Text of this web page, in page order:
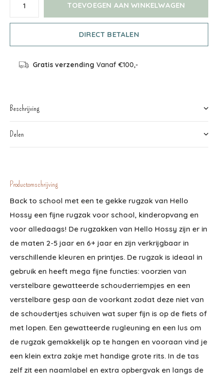
TOEVOEGEN AAN WINKELWAGEN
DIRECT BETALEN
Gratis verzending Vanaf €100,-
Beschrijving
Delen
Productomschrijving
Back to school met een te gekke rugzak van Hello
Hossy een fijne rugzak voor school, kinderopvang en
voor alledaags! De rugzakken van Hello Hossy zijn er in
de maten 2-5 jaar en 6+ jaar en zijn verkrijgbaar in
verschillende kleuren en printjes. De rugzak is ideaal in
gebruik en heeft mega fijne functies: voorzien van
verstelbare gewatteerde schouderriempjes en een
verstelbare gesp aan de voorkant zodat deze niet van
de schoudertjes schuiven wat super fijn is op de fiets of
met lopen. Een gewatteerde rugleuning en een lus om
de rugzak gemakkelijk op te hangen en vooraan vind je
een klein extra zakje met handige grote rits. In de tas
zelf zit een naamlabel en extra opbergvak en langs de